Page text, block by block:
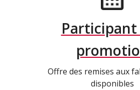
Participant
Offre des remises aux
disponibles